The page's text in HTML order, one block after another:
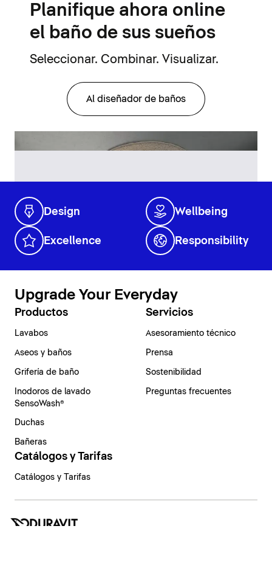
Planifique ahora online
el baño de sus sueños
Seleccionar. Combinar. Visualizar.
Al diseñador de baños
Design Wellbeing
Excellence Responsibility
Upgrade Your Everyday
Productos
Lavabos
Aseos y baños
Grifería de baño
Inodoros de lavado
SensoWash®
Duchas
Bañeras
Servicios
Asesoramiento técnico
Prensa
Sostenibilidad
Preguntas frecuentes
Catálogos y Tarifas
Catálogos y Tarifas